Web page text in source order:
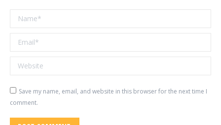
Name *
Email *
Website
Save my name, email, and website in this browser for the next time I
comment.